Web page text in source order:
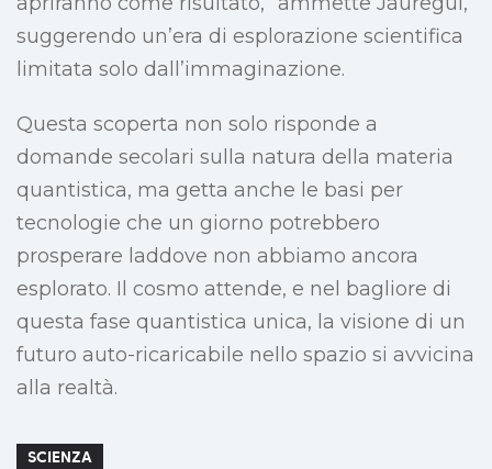
suggerendo un’era di esplorazione scientifica
limitata solo dall’immaginazione.
Questa scoperta non solo risponde a
domande secolari sulla natura della materia
quantistica, ma getta anche le basi per
tecnologie che un giorno potrebbero
prosperare laddove non abbiamo ancora
esplorato. Il cosmo attende, e nel bagliore di
questa fase quantistica unica, la visione di un
futuro auto-ricaricabile nello spazio si avvicina
alla realtà.
SCIENZA